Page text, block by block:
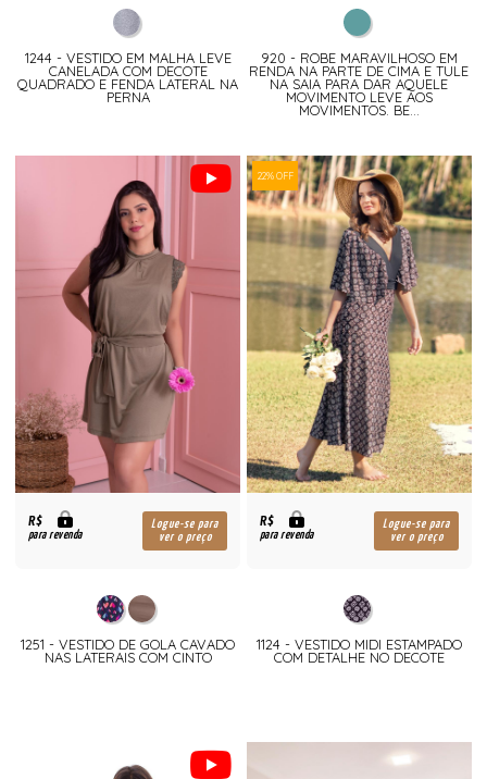
1244 - VESTIDO EM MALHA LEVE
CANELADA COM DECOTE
QUADRADO E FENDA LATERAL NA
PERNA
920 - ROBE MARAVILHOSO EM
RENDA NA PARTE DE CIMA E TULE
NA SAIA PARA DAR AQUELE
MOVIMENTO LEVE AOS
MOVIMENTOS. BE...
R$
para revenda
Logue-se para
ver o preço
1251 - VESTIDO DE GOLA CAVADO
NAS LATERAIS COM CINTO
22% OFF
R$
para revenda
Logue-se para
ver o preço
1124 - VESTIDO MIDI ESTAMPADO
COM DETALHE NO DECOTE